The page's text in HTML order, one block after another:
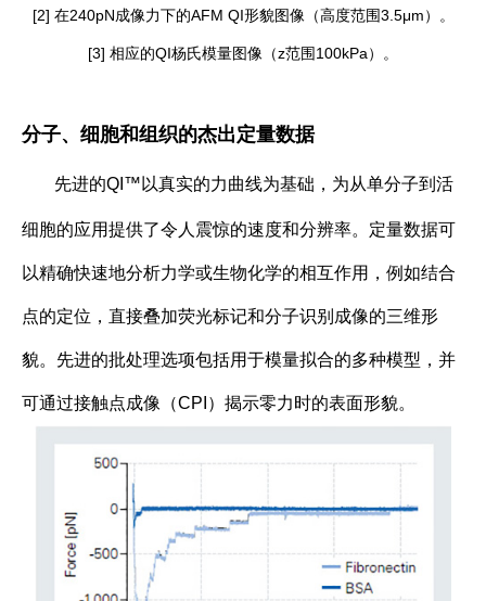
[2] 在240pN成像力下的AFM QI形貌图像（高度范围3.5μm）。
[3] 相应的QI杨氏模量图像（z范围100kPa）。
分子、细胞和组织的杰出定量数据
先进的QI™以真实的力曲线为基础，为从单分子到活
细胞的应用提供了令人震惊的速度和分辨率。定量数据可
以精确快速地分析力学或生物化学的相互作用，例如结合
点的定位，直接叠加荧光标记和分子识别成像的三维形
貌。先进的批处理选项包括用于模量拟合的多种模型，并
可通过接触点成像（CPI）揭示零力时的表面形貌。